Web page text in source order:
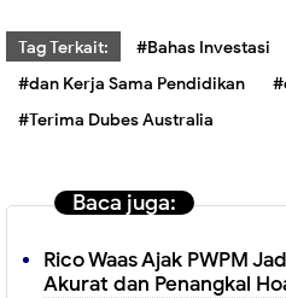
Tag Terkait:
#Bahas Investasi
#dan Kerja Sama Pendidikan
#Terima Dubes Australia
Baca juga:
Rico Waas Ajak PWPM
Akurat dan Penangkal